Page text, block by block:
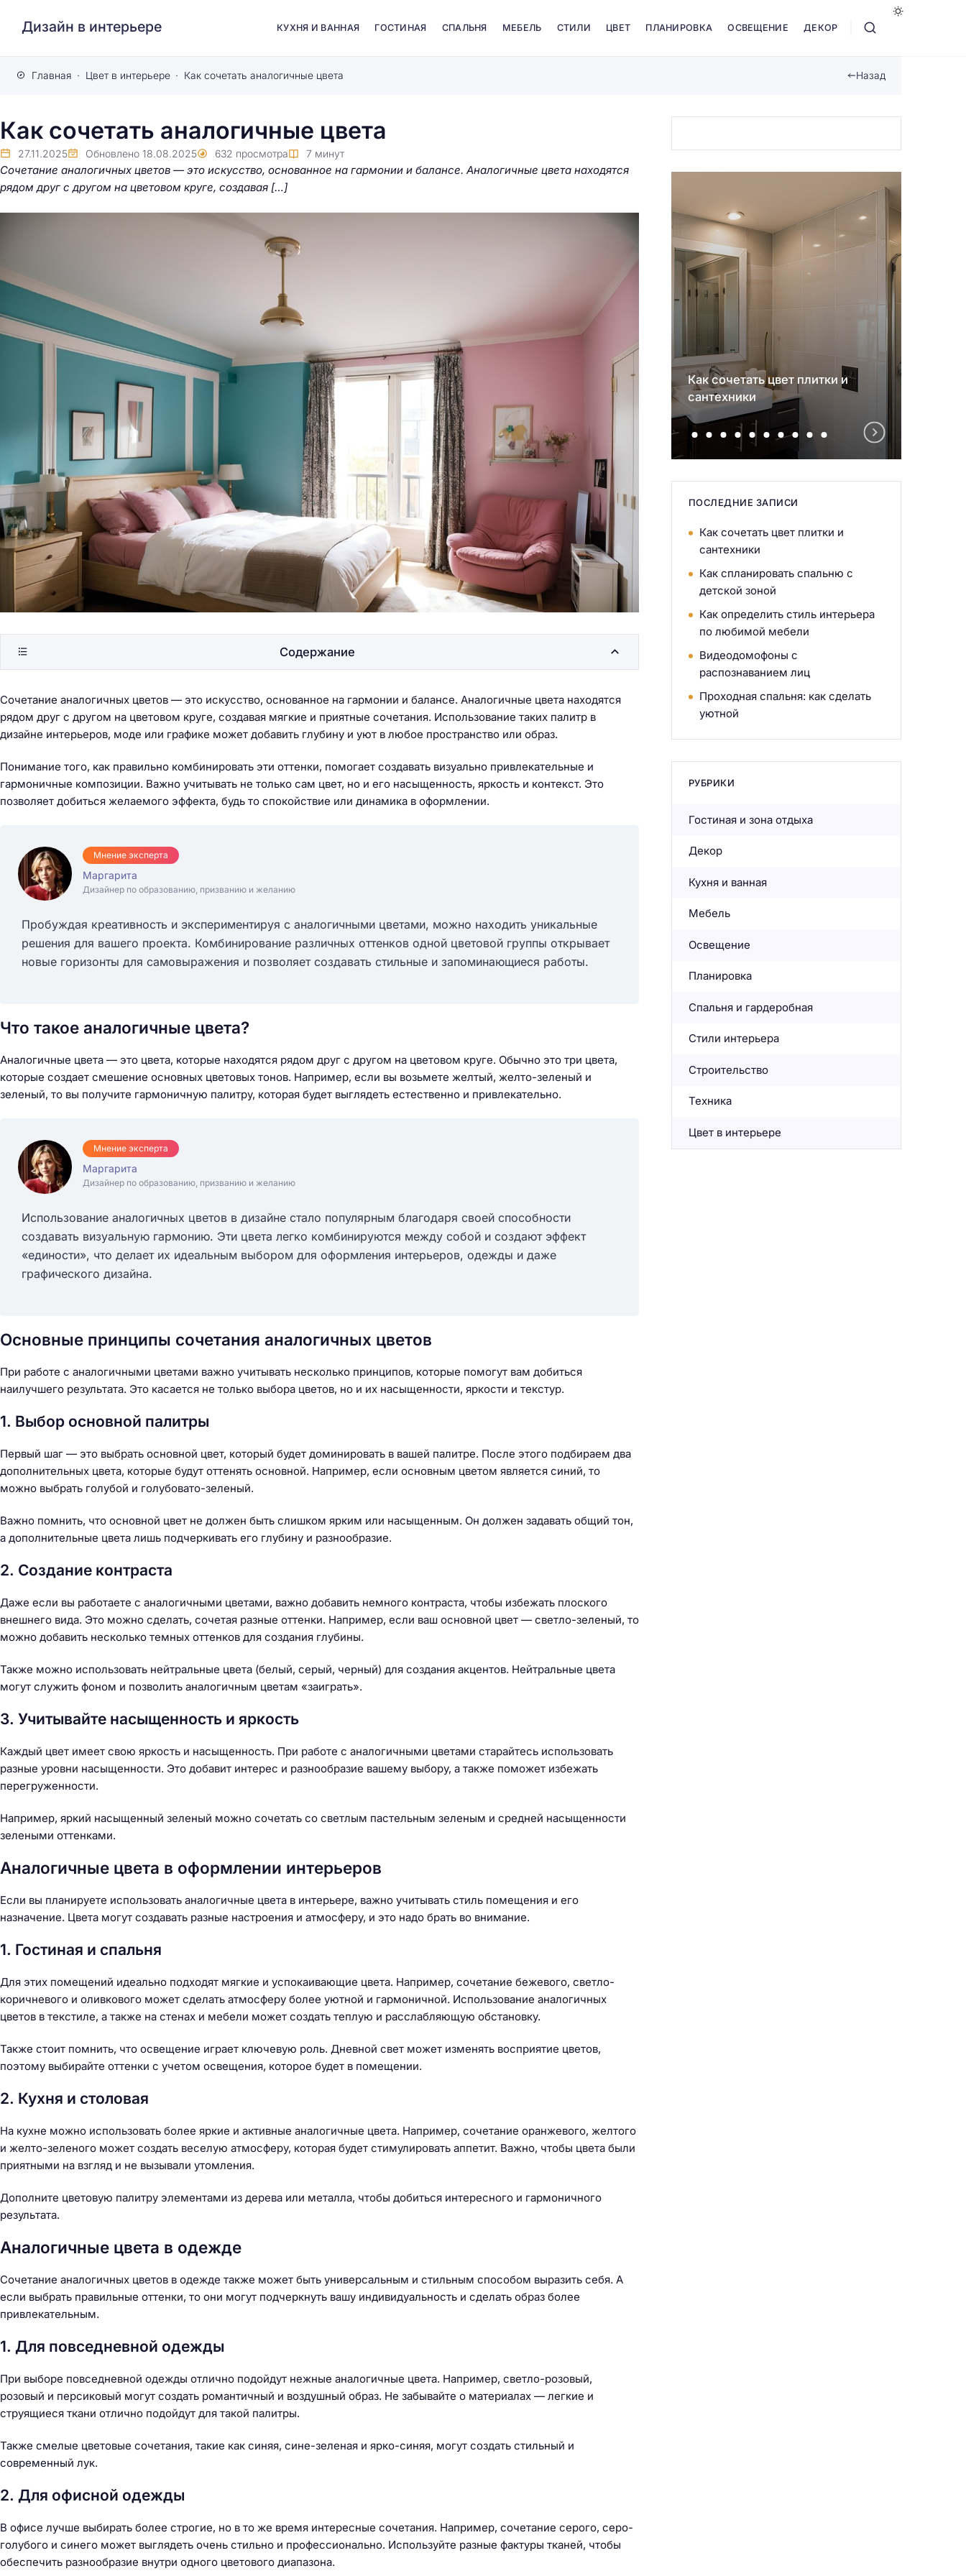
Дизайн в интерьере КУХНЯ И ВАННАЯ ГОСТИНАЯ СПАЛЬНЯ МЕБЕЛЬ СТИЛИ ЦВЕТ ПЛАНИРОВКА ОСВЕЩЕНИЕ ДЕКОР
Главная Цвет в интерьере Как сочетать аналогичные цвета Назад
Как сочетать аналогичные цвета
27.11.2025 Обновлено 18.08.2025 632 просмотра 7 минут
Сочетание аналогичных цветов — это искусство, основанное на гармонии и балансе. Аналогичные цвета находятся
рядом друг с другом на цветовом круге, создавая […]
Сочетание аналогичных цветов — это искусство, основанное на гармонии и балансе. Аналогичные цвета находятся
рядом друг с другом на цветовом круге, создавая мягкие и приятные сочетания. Использование таких палитр в
дизайне интерьеров, моде или графике может добавить глубину и уют в любое пространство или образ.
Понимание того, как правильно комбинировать эти оттенки, помогает создавать визуально привлекательные и
гармоничные композиции. Важно учитывать не только сам цвет, но и его насыщенность, яркость и контекст. Это
позволяет добиться желаемого эффекта, будь то спокойствие или динамика в оформлении.
Мнение эксперта
Маргарита
Дизайнер по образованию, призванию и желанию
Пробуждая креативность и экспериментируя с аналогичными цветами, можно находить уникальные
решения для вашего проекта. Комбинирование различных оттенков одной цветовой группы открывает
новые горизонты для самовыражения и позволяет создавать стильные и запоминающиеся работы.
Что такое аналогичные цвета?
Аналогичные цвета — это цвета, которые находятся рядом друг с другом на цветовом круге. Обычно это три цвета,
которые создает смешение основных цветовых тонов. Например, если вы возьмете желтый, желто-зеленый и
зеленый, то вы получите гармоничную палитру, которая будет выглядеть естественно и привлекательно.
Мнение эксперта
Маргарита
Дизайнер по образованию, призванию и желанию
Использование аналогичных цветов в дизайне стало популярным благодаря своей способности
создавать визуальную гармонию. Эти цвета легко комбинируются между собой и создают эффект
«единости», что делает их идеальным выбором для оформления интерьеров, одежды и даже
графического дизайна.
Основные принципы сочетания аналогичных цветов
При работе с аналогичными цветами важно учитывать несколько принципов, которые помогут вам добиться
наилучшего результата. Это касается не только выбора цветов, но и их насыщенности, яркости и текстур.
1. Выбор основной палитры
Первый шаг — это выбрать основной цвет, который будет доминировать в вашей палитре. После этого подбираем два
дополнительных цвета, которые будут оттенять основной. Например, если основным цветом является синий, то
можно выбрать голубой и голубовато-зеленый.
Важно помнить, что основной цвет не должен быть слишком ярким или насыщенным. Он должен задавать общий тон,
а дополнительные цвета лишь подчеркивать его глубину и разнообразие.
2. Создание контраста
Даже если вы работаете с аналогичными цветами, важно добавить немного контраста, чтобы избежать плоского
внешнего вида. Это можно сделать, сочетая разные оттенки. Например, если ваш основной цвет — светло-зеленый, то
можно добавить несколько темных оттенков для создания глубины.
Также можно использовать нейтральные цвета (белый, серый, черный) для создания акцентов. Нейтральные цвета
могут служить фоном и позволить аналогичным цветам «заиграть».
3. Учитывайте насыщенность и яркость
Каждый цвет имеет свою яркость и насыщенность. При работе с аналогичными цветами старайтесь использовать
разные уровни насыщенности. Это добавит интерес и разнообразие вашему выбору, а также поможет избежать
перегруженности.
Например, яркий насыщенный зеленый можно сочетать со светлым пастельным зеленым и средней насыщенности
зелеными оттенками.
Аналогичные цвета в оформлении интерьеров
Если вы планируете использовать аналогичные цвета в интерьере, важно учитывать стиль помещения и его
назначение. Цвета могут создавать разные настроения и атмосферу, и это надо брать во внимание.
1. Гостиная и спальня
Для этих помещений идеально подходят мягкие и успокаивающие цвета. Например, сочетание бежевого, светло-
коричневого и оливкового может сделать атмосферу более уютной и гармоничной. Использование аналогичных
цветов в текстиле, а также на стенах и мебели может создать теплую и расслабляющую обстановку.
Также стоит помнить, что освещение играет ключевую роль. Дневной свет может изменять восприятие цветов,
поэтому выбирайте оттенки с учетом освещения, которое будет в помещении.
2. Кухня и столовая
На кухне можно использовать более яркие и активные аналогичные цвета. Например, сочетание оранжевого, желтого
и желто-зеленого может создать веселую атмосферу, которая будет стимулировать аппетит. Важно, чтобы цвета были
приятными на взгляд и не вызывали утомления.
Дополните цветовую палитру элементами из дерева или металла, чтобы добиться интересного и гармоничного
результата.
Аналогичные цвета в одежде
Сочетание аналогичных цветов в одежде также может быть универсальным и стильным способом выразить себя. А
если выбрать правильные оттенки, то они могут подчеркнуть вашу индивидуальность и сделать образ более
привлекательным.
1. Для повседневной одежды
При выборе повседневной одежды отлично подойдут нежные аналогичные цвета. Например, светло-розовый,
розовый и персиковый могут создать романтичный и воздушный образ. Не забывайте о материалах — легкие и
струящиеся ткани отлично подойдут для такой палитры.
Также смелые цветовые сочетания, такие как синяя, сине-зеленая и ярко-синяя, могут создать стильный и
современный лук.
2. Для офисной одежды
В офисе лучше выбирать более строгие, но в то же время интересные сочетания. Например, сочетание серого, серо-
голубого и синего может выглядеть очень стильно и профессионально. Используйте разные фактуры тканей, чтобы
обеспечить разнообразие внутри одного цветового диапазона.
Содержание
Безопасность данных в
системе умного дома
Как выбрать технику с
фабричными фасадами
Как сочетать цвет плитки и
сантехники
ПОСЛЕДНИЕ ЗАПИСИ
Как сочетать цвет плитки и
сантехники
Как спланировать спальню с
детской зоной
Как определить стиль интерьера
по любимой мебели
Видеодомофоны с
распознаванием лиц
Проходная спальня: как сделать
уютной
РУБРИКИ
Гостиная и зона отдыха
Декор
Кухня и ванная
Мебель
Освещение
Планировка
Спальня и гардеробная
Стили интерьера
Строительство
Техника
Цвет в интерьере
: